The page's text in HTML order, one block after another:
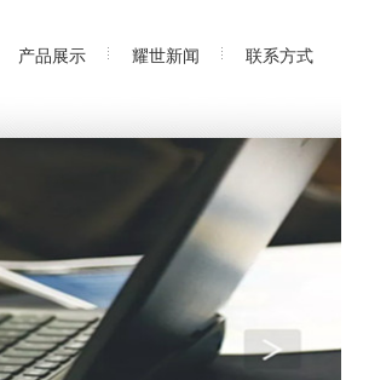
产品展示 耀世新闻 联系方式